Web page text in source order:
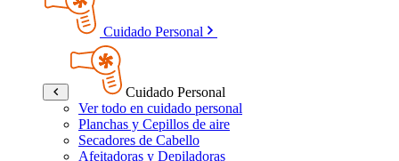
Cuidado Personal
Cuidado Personal
Ver todo en cuidado personal
Planchas y Cepillos de aire
Secadores de Cabello
Afeitadoras y Depiladoras